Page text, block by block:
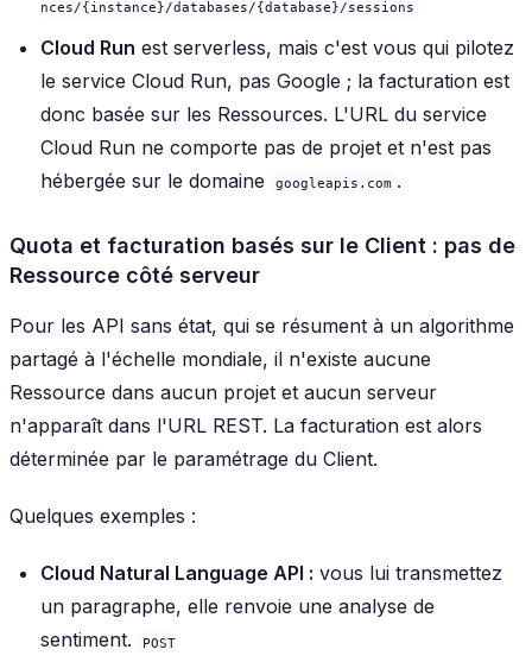
nces/{instance}/databases/{database}/sessions
Cloud Run est serverless, mais c'est vous qui pilotez
le service Cloud Run, pas Google ; la facturation est
donc basée sur les Ressources. L'URL du service
Cloud Run ne comporte pas de projet et n'est pas
hébergée sur le domaine
googleapis.com .
Quota et facturation basés sur le Client : pas de
Ressource côté serveur
Pour les API sans état, qui se résument à un algorithme
partagé à l'échelle mondiale, il n'existe aucune
Ressource dans aucun projet et aucun serveur
n'apparaît dans l'URL REST. La facturation est alors
déterminée par le paramétrage du Client.
Quelques exemples :
Cloud Natural Language API : vous lui transmettez
un paragraphe, elle renvoie une analyse de
sentiment.
POST